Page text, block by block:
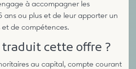
à accompagner les
ans ou plus et de leur apporter un
et de compétences.
traduit cette offre ?
au capital, compte courant